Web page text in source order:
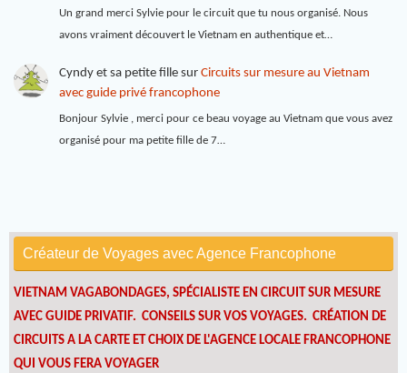
Un grand merci Sylvie pour le circuit que tu nous organisé. Nous
avons vraiment découvert le Vietnam en authentique et…
Cyndy et sa petite fillesur Circuits sur mesure au Vietnam
avec guide privé francophone
Bonjour Sylvie , merci pour ce beau voyage au Vietnam que vous avez
organisé pour ma petite fille de 7…
Créateur de Voyages avec Agence Francophone
VIETNAM VAGABONDAGES, SPÉCIALISTE EN CIRCUIT SUR MESURE
AVEC GUIDE PRIVATIF. CONSEILS SUR VOS VOYAGES. CRÉATION DE
CIRCUITS A LA CARTE ET CHOIX DE L'AGENCE LOCALE FRANCOPHONE
QUI VOUS FERA VOYAGER